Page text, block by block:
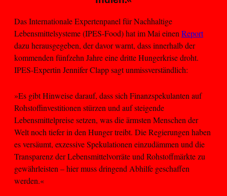
Das Internationale Expertenpanel für Nachhaltige
Lebensmittelsysteme (IPES-Food) hat im Mai einenReport
dazu herausgegeben, der davor warnt, dass innerhalb der
kommenden fünfzehn Jahre eine dritte Hungerkrise droht.
IPES-Expertin Jennifer Clapp sagt unmissverständlich:
»Es gibt Hinweise darauf, dass sich Finanzspekulanten auf
Rohstoffinvestitionen stürzen und auf steigende
Lebensmittelpreise setzen, was die ärmsten Menschen der
Welt noch tiefer in den Hunger treibt. Die Regierungen haben
es versäumt, exzessive Spekulationen einzudämmen und die
Transparenz der Lebensmittelvorräte und Rohstoffmärkte zu
gewährleisten – hier muss dringend Abhilfe geschaffen
werden.«